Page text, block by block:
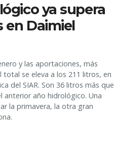
ya supera
en Daimiel
y las aportaciones, más
se eleva a los 211 litros, en
del SIAR. Son 36 litros más que
anterior año hidrológico. Una
la primavera, la otra gran